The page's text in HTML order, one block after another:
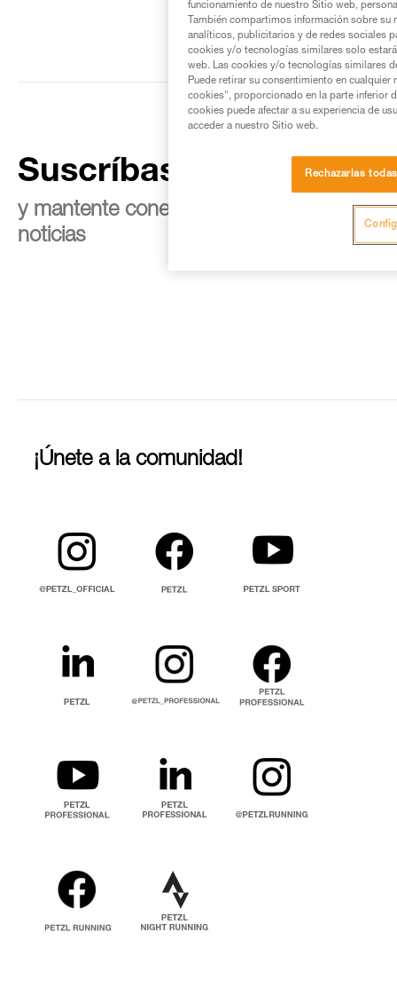
Suscríbase al boletín
y mantente conectado con nuestras
noticias
¡Únete a la comunidad!
funcionamiento de nuestro Sitio web,
También compartimos información sobre
analíticos, publicitarios y de redes sociales
cookies y/o tecnologías similares solo
web. Las cookies y/o tecnologías similares
Puede retirar su consentimiento en
cookies", proporcionado en la parte inferior
cookies puede afectar a su experiencia de
acceder a nuestro Sitio web.
Rechazarlas